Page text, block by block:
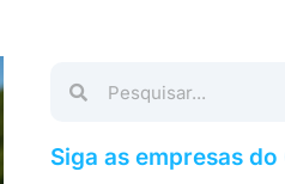
Siga as empresas do